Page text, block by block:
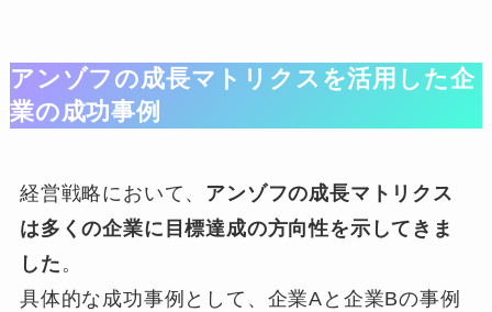
アンゾフの成長マトリクスを活用した企
業の成功事例
経営戦略において、 アンゾフの成長マトリクス
は多くの企業に目標達成の方向性を示してきま
した。
具体的な成功事例として、企業Aと企業Bの事例